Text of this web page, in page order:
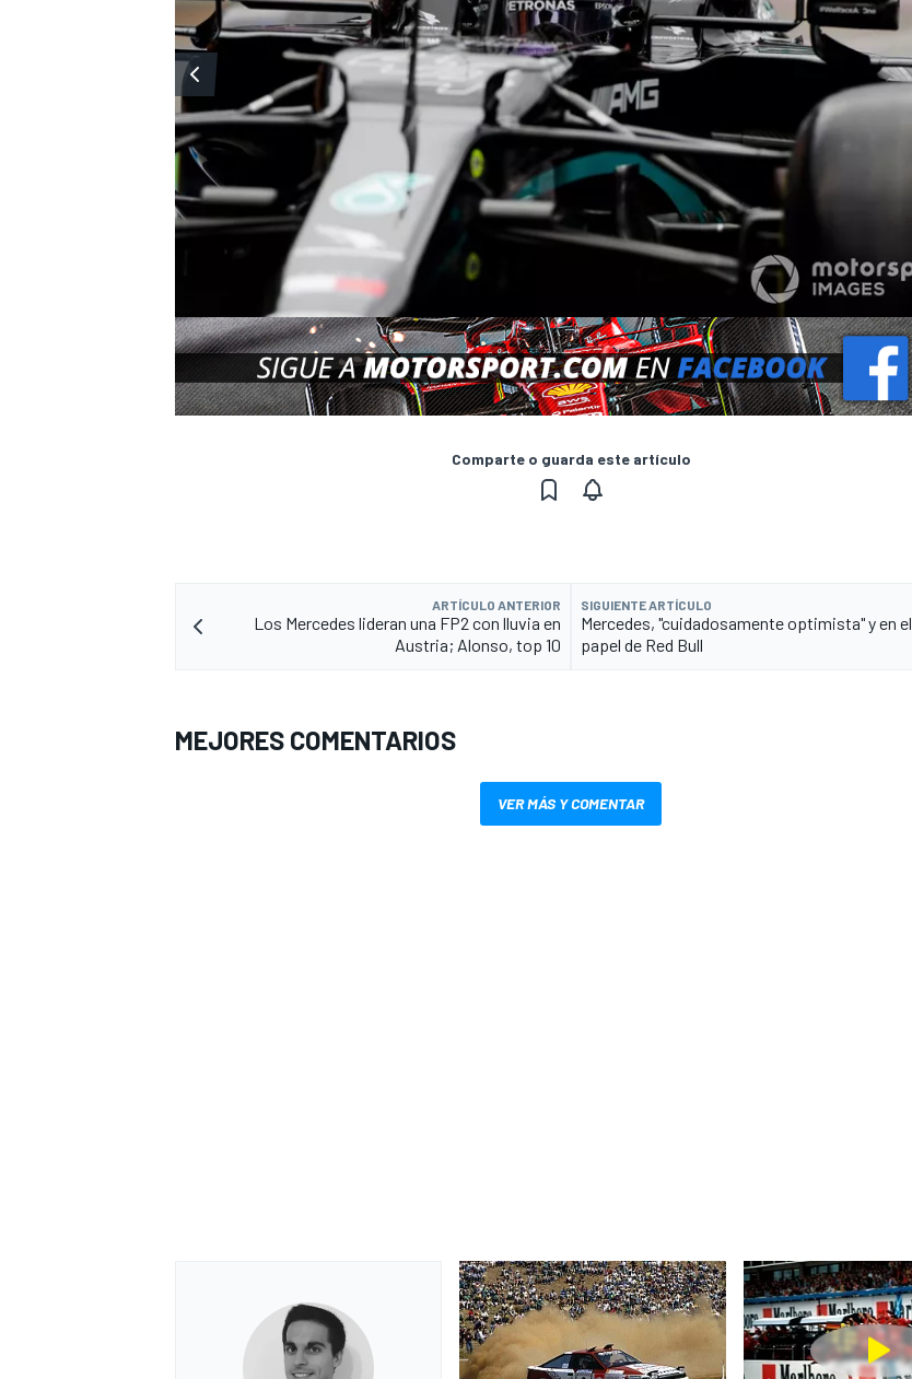
Comparte o guarda este artículo
ARTÍCULO ANTERIOR
Los Mercedes lideran una FP2 con lluvia en
Austria; Alonso, top 10
SIGUIENTE ARTÍCULO
Mercedes, "cuidadosamente optimista" y en el
papel de Red Bull
MEJORES COMENTARIOS
VER MÁS Y COMENTAR